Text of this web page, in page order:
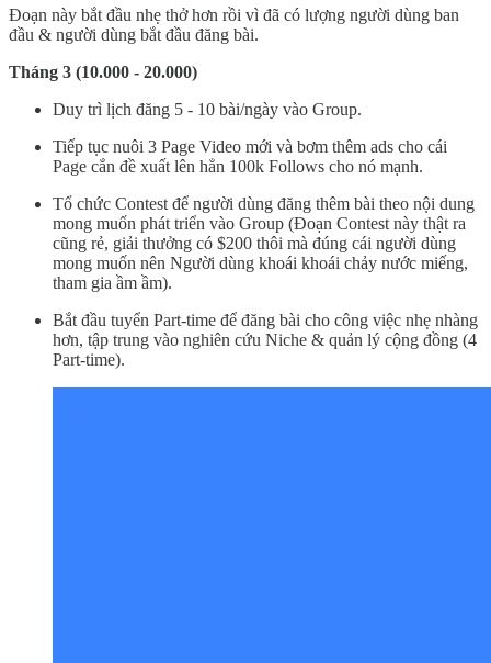
Đoạn này bắt đầu nhẹ thở hơn rồi vì đã có lượng người dùng ban
đầu & người dùng bắt đầu đăng bài.
Tháng 3 (10.000 - 20.000)
Duy trì lịch đăng 5 - 10 bài/ngày vào Group.
Tiếp tục nuôi 3 Page Video mới và bơm thêm ads cho cái
Page cắn đề xuất lên hẳn 100k Follows cho nó mạnh.
Tổ chức Contest để người dùng đăng thêm bài theo nội dung
mong muốn phát triển vào Group (Đoạn Contest này thật ra
cũng rẻ, giải thưởng có $200 thôi mà đúng cái người dùng
mong muốn nên Người dùng khoái khoái chảy nước miếng,
tham gia ầm ầm).
Bắt đầu tuyển Part-time để đăng bài cho công việc nhẹ nhàng
hơn, tập trung vào nghiên cứu Niche & quản lý cộng đồng (4
Part-time).